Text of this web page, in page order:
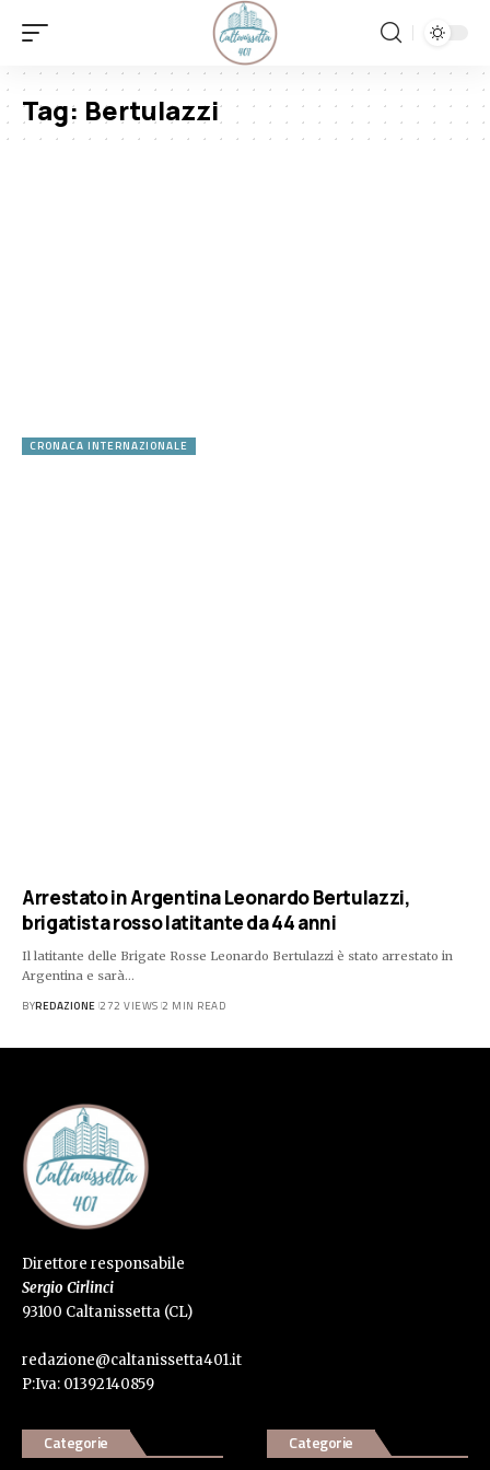
Tag: Bertulazzi
CRONACA INTERNAZIONALE
Arrestato in Argentina Leonardo Bertulazzi,
brigatista rosso latitante da 44 anni
Il latitante delle Brigate Rosse Leonardo Bertulazzi è stato arrestato in
Argentina e sarà…
BYREDAZIONE 272 VIEWS 2 MIN READ
Direttore responsabile
Sergio Cirlinci
93100 Caltanissetta (CL)
redazione@caltanissetta401.it
P:Iva: 01392140859
Categorie Categorie